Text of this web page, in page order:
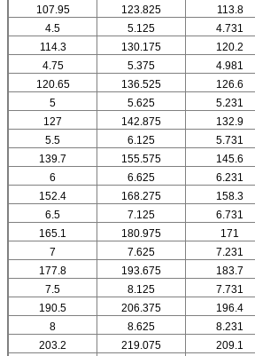
107.95
123.825 113.8
4.5
5.125 4.731
114.3
130.175 120.2
4.75
5.375 4.981
120.65
136.525 126.6
5
5.625 5.231
127
142.875 132.9
5.5
6.125 5.731
139.7
155.575 145.6
6
6.625 6.231
152.4
168.275 158.3
6.5
7.125 6.731
165.1
180.975 171
7
7.625 7.231
177.8
193.675 183.7
7.5
8.125 7.731
190.5
206.375 196.4
8
8.625 8.231
203.2
219.075 209.1